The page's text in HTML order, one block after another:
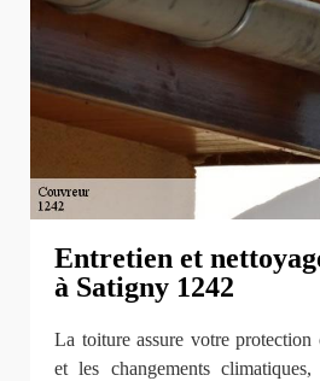
Entretien et
à Satigny 1242
La toiture assure votre protection
et les changements